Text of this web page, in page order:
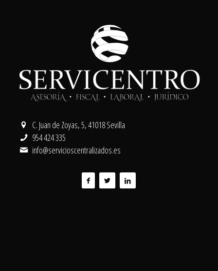
C. Juan de Zoyas, 5, 41018 Sevilla
954 424 335
info@servicioscentralizados.es